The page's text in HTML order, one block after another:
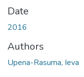
Date
2016
Authors
Upena-Rasuma, Ieva